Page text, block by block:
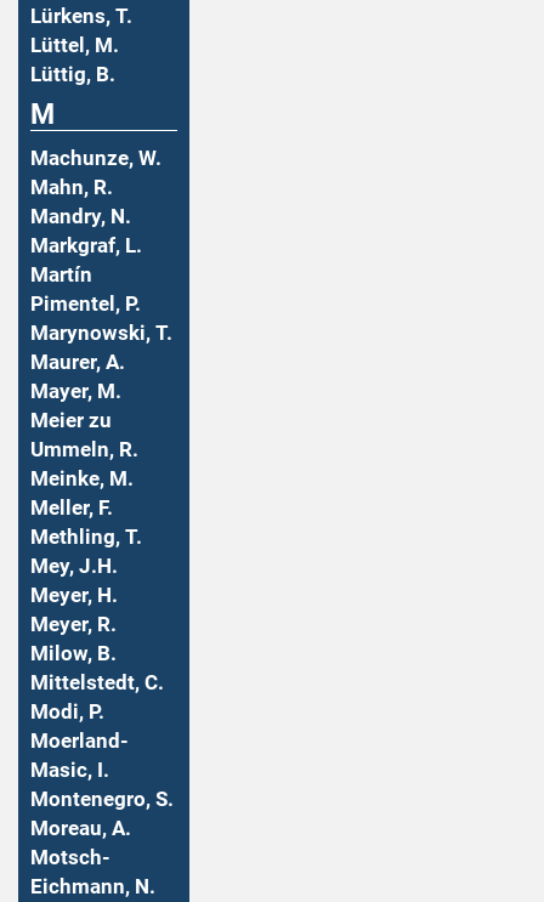
Lürkens, T.
Lüttel, M.
Lüttig, B.
M
Machunze, W.
Mahn, R.
Mandry, N.
Markgraf, L.
Martín
Pimentel, P.
Marynowski, T.
Maurer, A.
Mayer, M.
Meier zu
Ummeln, R.
Meinke, M.
Meller, F.
Methling, T.
Mey, J.H.
Meyer, H.
Meyer, R.
Milow, B.
Mittelstedt, C.
Modi, P.
Moerland-
Masic, I.
Montenegro, S.
Moreau, A.
Motsch-
Eichmann, N.